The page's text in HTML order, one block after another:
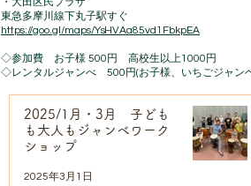
東急多摩川線下丸子駅すぐ
https://goo.gl/maps/YsHVAa85vd1FbkpEA
◇参加費 お子様 500円 高校生以上1000円
◇レンタルジャンべ 500円(お子様、いちごジャン
2025/1月・3月 子ども
も大人もジャンベワーク
ショップ
2025年3月1日